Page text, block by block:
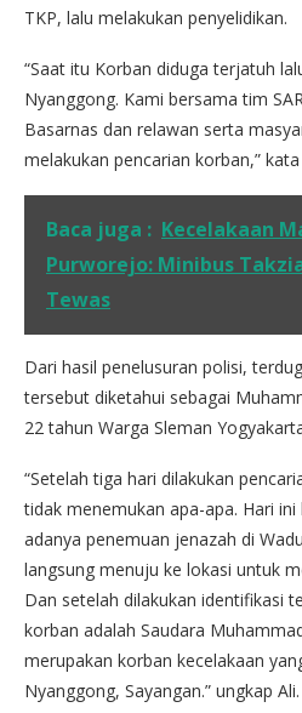
TKP, lalu melakukan penyelidikan.
“Saat itu Korban diduga terjatuh
Nyanggong. Kami bersama tim
Basarnas dan relawan serta
melakukan pencarian korban,”
Baca juga : Kecelakaan
Purworejo: Minibus
Tewas
Dari hasil penelusuran polisi,
tersebut diketahui sebagai
22 tahun Warga Sleman
“Setelah tiga hari dilakukan
tidak menemukan apa-apa. Hari
adanya penemuan jenazah di
langsung menuju ke lokasi untuk
Dan setelah dilakukan identifikasi
korban adalah Saudara
merupakan korban kecelakaan
Nyanggong, Sayangan.” ungkap Ali.